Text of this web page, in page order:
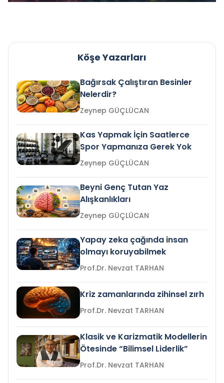
Köşe Yazarları
Bağırsak Çalıştıran Besinler
Nelerdir?
Zeynep GÜÇLÜCAN
Kas Yapmak İçin Saatlerce
Spor Yapmanıza Gerek Yok
Zeynep GÜÇLÜCAN
Beyni Genç Tutan Yaz
Alışkanlıkları
Zeynep GÜÇLÜCAN
Yapay zeka çağında insan
olmayı koruyabilmek
Prof.Dr. Nevzat TARHAN
Kriz zamanlarında zihinsel zırh
Prof.Dr. Nevzat TARHAN
Klasik ve Karizmatik Modellerin
Ötesinde “Bilimsel Liderlik”
Prof.Dr. Nevzat TARHAN